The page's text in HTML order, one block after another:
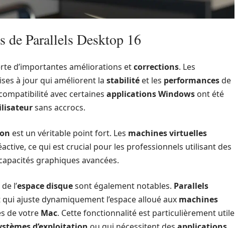
Parallels Desktop 16
d’importantes améliorations etcorrections. Les
à jour qui améliorent la stabilité et les performancesde
avec certaines applications Windows ont été
sans accrocs.
est un véritable point fort. Les machines virtuelles
ce qui est crucial pour les professionnels utilisant des
graphiques avancées.
l’espace disquesont également notables. Parallels
ajuste dynamiquement l’espace alloué aux machines
de votre Mac. Cette fonctionnalité est particulièrement utile